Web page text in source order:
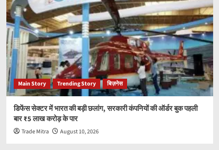
Main Story Trending Story बिज़नेस
डिफेंस सेक्टर में भारत की बड़ी छलांग, सरकारी कंपनियों की ऑर्डर बुक पहली
बार ₹5 लाख करोड़ के पार
Trade Mitra August 10, 2026